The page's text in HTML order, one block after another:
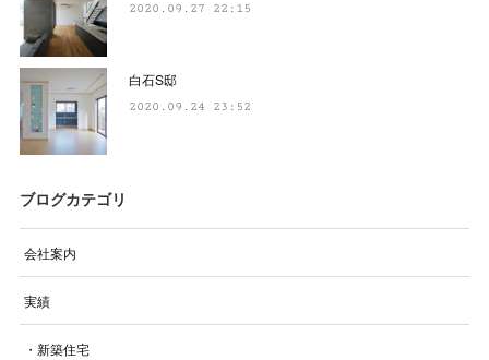
2020.09.27 22:15
白石S邸
2020.09.24 23:52
ブログカテゴリ
会社案内
実績
・新築住宅